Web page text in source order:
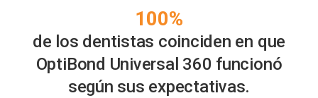
100%
de los dentistas coinciden en que
OptiBond Universal 360 funcionó
según sus expectativas.